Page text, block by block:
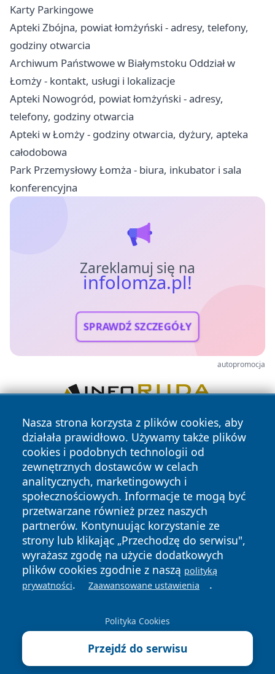
Karty Parkingowe
Apteki Zbójna, powiat łomżyński - adresy, telefony,
godziny otwarcia
Archiwum Państwowe w Białymstoku Oddział w
Łomży - kontakt, usługi i lokalizacje
Apteki Nowogród, powiat łomżyński - adresy,
telefony, godziny otwarcia
Apteki w Łomży - godziny otwarcia, dyżury, apteka
całodobowa
Park Przemysłowy Łomża - biura, inkubator i sala
konferencyjna
Zareklamuj się na
infolomza.pl!
SPRAWDŹ SZCZEGÓŁY
autopromocja
Nasza strona korzysta z plików cookies, aby
działała prawidłowo. Używamy także plików
cookies i podobnych technologii od
zewnętrznych dostawców w celach
analitycznych, marketingowych i
społecznościowych. Informacje te mogą być
przetwarzane również przez naszych
partnerów. Kontynuując korzystanie ze
strony lub klikając „Przechodzę do serwisu",
wyrażasz zgodę na użycie dodatkowych
plików cookies zgodnie z naszą polityką
prywatności. Zaawansowane ustawienia .
Polityka Cookies
Przejdź do serwisu
Copyright © 2026 infolomza.pl Wszystkie prawa zastrzeżone.
News Autorzy
Polityka
Prywatności
Polityka
Cookies